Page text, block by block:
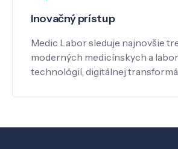
Inovačný prístup
Medic Labor sleduje najnovšie
moderných medicínskych a
technológií, digitálnej